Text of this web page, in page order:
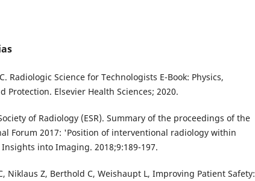
Radiologic Science for Technologists E-Book: Physics,
Protection. Elsevier Health Sciences; 2020.
of Radiology (ESR). Summary of the proceedings of the
Forum 2017: 'Position of interventional radiology within
into Imaging. 2018;9:189-197.
Niklaus Z, Berthold C, Weishaupt L, Improving Patient Safety: